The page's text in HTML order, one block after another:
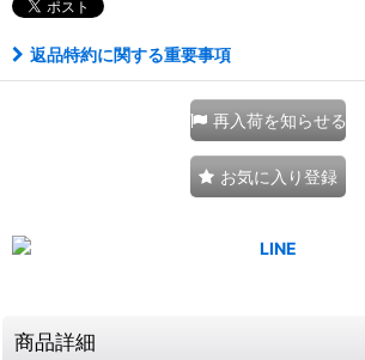
返品特約に関する重要事項
再入荷を知らせる
お気に入り登録
商品詳細